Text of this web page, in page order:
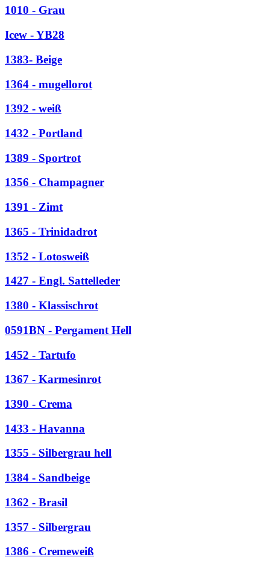
1010 - Grau
Icew - YB28
1383- Beige
1364 - mugellorot
1392 - weiß
1432 - Portland
1389 - Sportrot
1356 - Champagner
1391 - Zimt
1365 - Trinidadrot
1352 - Lotosweiß
1427 - Engl. Sattelleder
1380 - Klassischrot
0591BN - Pergament Hell
1452 - Tartufo
1367 - Karmesinrot
1390 - Crema
1433 - Havanna
1355 - Silbergrau hell
1384 - Sandbeige
1362 - Brasil
1357 - Silbergrau
1386 - Cremeweiß